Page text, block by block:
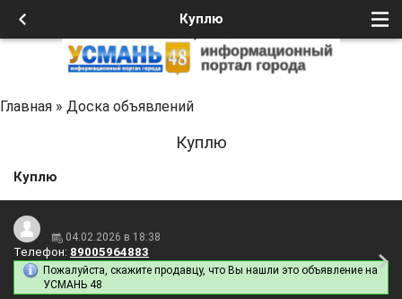
Куплю
Главная » Доска объявлений
Куплю
Куплю
04.02.2026 в 18:38
Телефон: 89005964883
Пожалуйста, скажите продавцу, что Вы нашли это объявление на
УСМАНЬ 48